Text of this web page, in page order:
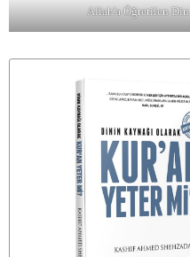
Allah'a Öğretilen Din